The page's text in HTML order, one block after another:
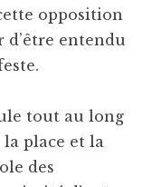
opposition
d’être entendu
tout au long
place et la
des